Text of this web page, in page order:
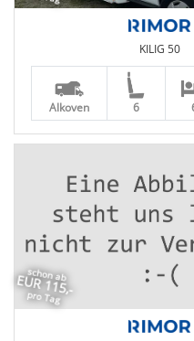
KILIG 50
Alkoven 6
schon ab
EUR 115,-
pro Tag